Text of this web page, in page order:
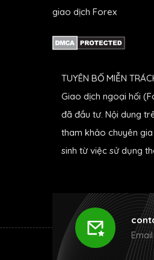
giao dịch Forex
TUYÊN BỐ MIỄN
Giao dịch ngoại hối
đã đầu tư. Nội dung
tham khảo chuyên
sinh từ việc sử dụng